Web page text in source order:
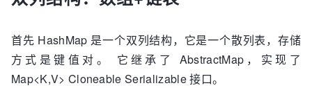
首先 HashMap 是一个双列结构，它是一个散列表，存储
方式是键值对。 它继承了 AbstractMap，实现了
Map<K,V> Cloneable Serializable 接口。